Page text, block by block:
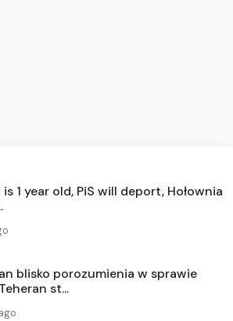
1 year old, PiS will deport, Hołownia
blisko porozumienia w sprawie
st...